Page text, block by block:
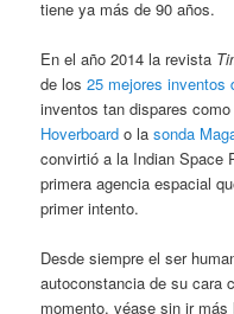
tiene ya más de 90 años.
En el año 2014 la revista
de los25 mejores inventos
inventos tan dispares
Hoverboard o lasonda
convirtió a la Indian Space
primera agencia espacial
primer intento.
Desde siempre el ser
autoconstancia de su cara
momento, véase sin ir